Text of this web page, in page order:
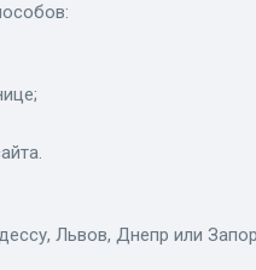
Львов, Днепр или